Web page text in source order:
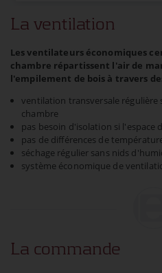
La ventilation
Les ventilateurs économiques
chambre répartissent l'air de
l'empilement de bois à travers
ventilation transversale régulière
chambre
pas besoin d'isolation si
pas de différences de
séchage régulier sans nids
système économique de
La commande